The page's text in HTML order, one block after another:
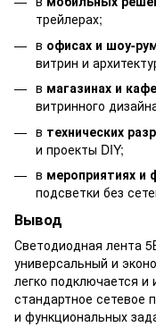
трейлерах;
в офисах и шоу-
витрин и
в магазинах и кафе
витринного
в технических
и проекты DIY;
в мероприятиях и
подсветки без
Вывод
Светодиодная лента
универсальный и
легко подключается и
стандартное сетевое
и функциональных